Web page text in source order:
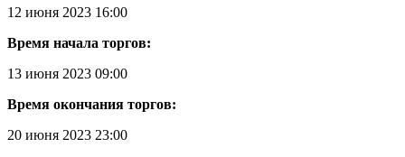
12 июня 2023 16:00
Время начала торгов:
13 июня 2023 09:00
Время окончания торгов:
20 июня 2023 23:00